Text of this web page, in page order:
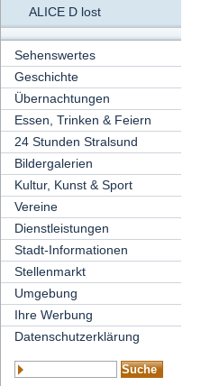
ALICE D lost
Sehenswertes
Geschichte
Übernachtungen
Essen, Trinken & Feiern
24 Stunden Stralsund
Bildergalerien
Kultur, Kunst & Sport
Vereine
Dienstleistungen
Stadt-Informationen
Stellenmarkt
Umgebung
Ihre Werbung
Datenschutzerklärung